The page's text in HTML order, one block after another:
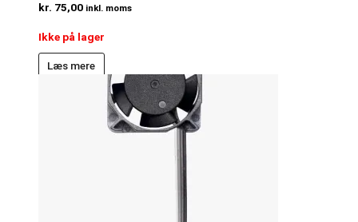
kr. 75,00 inkl. moms
Ikke på lager
Læs mere